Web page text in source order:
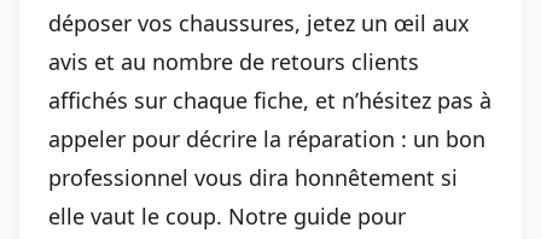
déposer vos chaussures, jetez un œil aux
avis et au nombre de retours clients
affichés sur chaque fiche, et n’hésitez pas à
appeler pour décrire la réparation : un bon
professionnel vous dira honnêtement si
elle vaut le coup. Notre guide pour